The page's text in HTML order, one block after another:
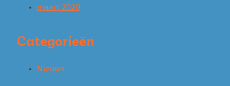
maart 2020
Categorieën
Nieuws